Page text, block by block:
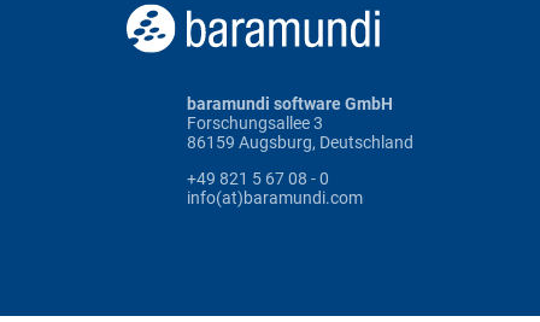
baramundi software GmbH
Forschungsallee 3
86159 Augsburg, Deutschland
+49 821 5 67 08 - 0
info(at)baramundi.com